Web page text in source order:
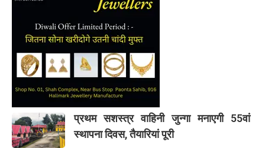
प्रथम सशस्त्र वाहिनी जुन्गा मनाएगी 55वां
स्थापना दिवस, तैयारियां पूरी